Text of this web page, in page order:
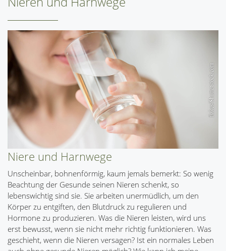
Niere und Harnwege
Unscheinbar, bohnenförmig, kaum jemals bemerkt: So wenig
Beachtung der Gesunde seinen Nieren schenkt, so
lebenswichtig sind sie. Sie arbeiten unermüdlich, um den
Körper zu entgiften, den Blutdruck zu regulieren und
Hormone zu produzieren. Was die Nieren leisten, wird uns
erst bewusst, wenn sie nicht mehr richtig funktionieren. Was
geschieht, wenn die Nieren versagen? Ist ein normales Leben